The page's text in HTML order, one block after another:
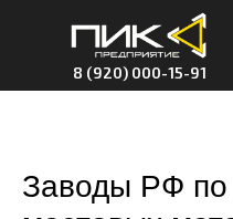
8 (920) 000-15-91
Заводы РФ по